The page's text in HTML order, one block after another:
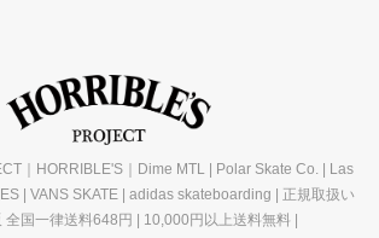
｜HORRIBLE'S｜Dime MTL | Polar Skate Co. | Las
| VANS SKATE | adidas skateboarding | 正規取扱い
全国一律送料648円 | 10,000円以上送料無料 |